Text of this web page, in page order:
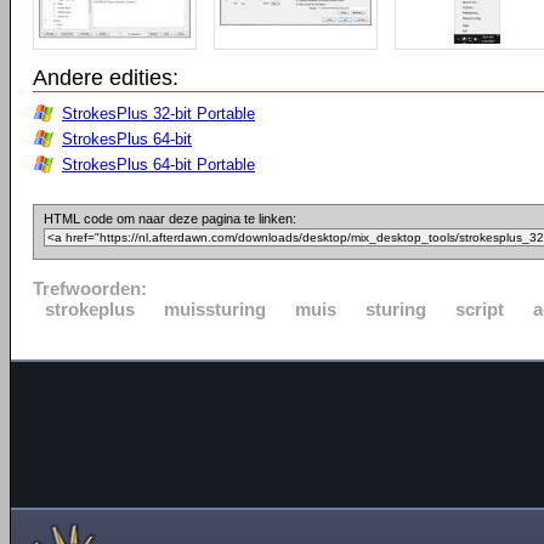
Andere edities:
StrokesPlus 32-bit Portable
StrokesPlus 64-bit
StrokesPlus 64-bit Portable
HTML code om naar deze pagina te linken:
Trefwoorden:
strokeplus
muissturing muis sturing script